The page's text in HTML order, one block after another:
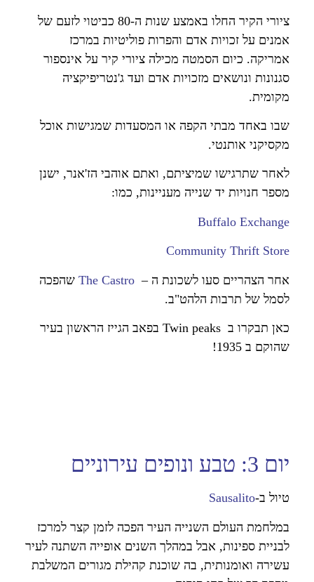
ציורי הקיר החלו באמצע שנות ה-80 כביטוי לזעם של
אמנים על זכויות אדם והפרות פוליטיות במרכז
אמריקה. כיום הסמטה מכילה ציורי קיר על אינספור
סגנונות ונושאים מזכויות אדם ועד ג'נטריפיקציה
מקומית.
שבו באחד מבתי הקפה או המסעדות שמגישות אוכל
מקסיקני אותנטי.
לאחר שתרגישו שמיציתם, ואתם אוהבי הז'אנר, ישנן
מספר חנויות יד שנייה מעניינות, כמו:
Buffalo Exchange
Community Thrift Store
אחר הצהריים סעו לשכונת ה – The Castro שהפכה
לסמל של תרבות הלהט"ב.
כאן תבקרו ב Twin peaks בפאב הגייז הראשון בעיר
שהוקם ב 1935!
יום 3: טבע ונופים עירוניים
טיול ב-Sausalito
במלחמת העולם השנייה העיר הפכה לזמן קצר למרכז
לבניית ספינות, אבל במהלך השנים אופייה השתנה לעיר
עשירה ואומנותית, בה שוכנת קהילת מגורים המשלבת